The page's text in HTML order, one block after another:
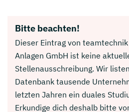
Bitte beachten!
Dieser Eintrag von
Anlagen GmbH ist keine
Stellenausschreibung. Wir
Datenbank tausende
letzten Jahren ein duales
Erkundige dich deshalb bitte